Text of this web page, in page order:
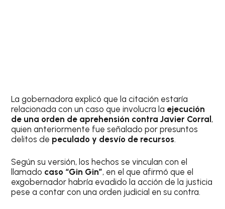
La gobernadora explicó que la citación estaría
relacionada con un caso que involucra la ejecución
de una orden de aprehensión contra Javier Corral,
quien anteriormente fue señalado por presuntos
delitos de peculado y desvío de recursos.
Según su versión, los hechos se vinculan con el
llamado caso “Gin Gin”, en el que afirmó que el
exgobernador habría evadido la acción de la justicia
pese a contar con una orden judicial en su contra.